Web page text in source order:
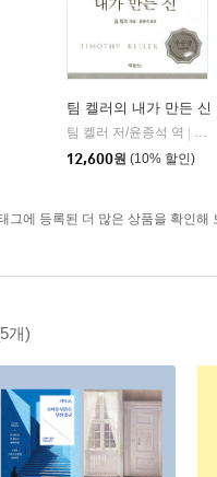
팀 켈러의 내가 만든 신
팀 켈러 저/윤종석 역
두
12,600원 (10% 할인)
그에 등록된 더 많은 상품을 확인해
개)